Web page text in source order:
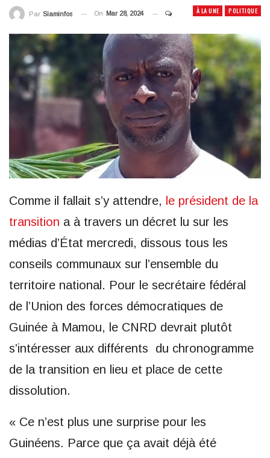
À LA UNE POLITIQUE
Par Siaminfos On Mar 28, 2024
Comme il fallait s’y attendre, le président de la
transition a à travers un décret lu sur les
médias d’État mercredi, dissous tous les
conseils communaux sur l’ensemble du
territoire national. Pour le secrétaire fédéral
de l’Union des forces démocratiques de
Guinée à Mamou, le CNRD devrait plutôt
s’intéresser aux différents du chronogramme
de la transition en lieu et place de cette
dissolution.
« Ce n’est plus une surprise pour les
Guinéens. Parce que ça avait déjà été